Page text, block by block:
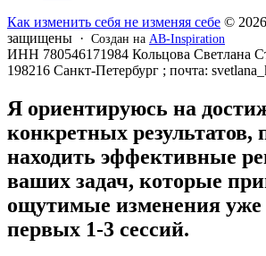
Как изменить себя не изменяя себе ©
защищены · Создан на AB-Inspiration
ИНН 780546171984 Кольцова Светлана
198216 Санкт-Петербург ; почта:
Я ориентируюсь на
конкретных результатов,
находить эффективные
ваших задач, которые
ощутимые изменения уже
первых 1-3 сессий.